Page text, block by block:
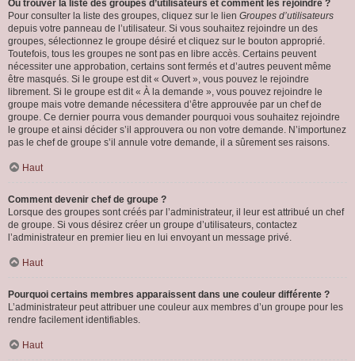
Où trouver la liste des groupes d’utilisateurs et comment les rejoindre ?
Pour consulter la liste des groupes, cliquez sur le lien Groupes d’utilisateurs
depuis votre panneau de l’utilisateur. Si vous souhaitez rejoindre un des
groupes, sélectionnez le groupe désiré et cliquez sur le bouton approprié.
Toutefois, tous les groupes ne sont pas en libre accès. Certains peuvent
nécessiter une approbation, certains sont fermés et d’autres peuvent même
être masqués. Si le groupe est dit « Ouvert », vous pouvez le rejoindre
librement. Si le groupe est dit « À la demande », vous pouvez rejoindre le
groupe mais votre demande nécessitera d’être approuvée par un chef de
groupe. Ce dernier pourra vous demander pourquoi vous souhaitez rejoindre
le groupe et ainsi décider s’il approuvera ou non votre demande. N’importunez
pas le chef de groupe s’il annule votre demande, il a sûrement ses raisons.
Haut
Comment devenir chef de groupe ?
Lorsque des groupes sont créés par l’administrateur, il leur est attribué un chef
de groupe. Si vous désirez créer un groupe d’utilisateurs, contactez
l’administrateur en premier lieu en lui envoyant un message privé.
Haut
Pourquoi certains membres apparaissent dans une couleur différente ?
L’administrateur peut attribuer une couleur aux membres d’un groupe pour les
rendre facilement identifiables.
Haut